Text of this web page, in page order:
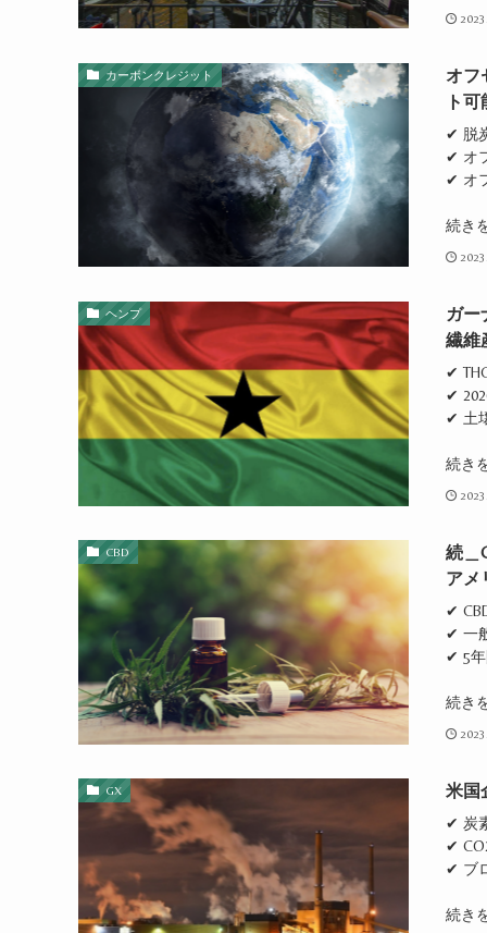
カーボンクレジット
オフ
ト
✔ 脱
✔ オ
✔ オ
続き
ヘンプ
ガー
繊維
✔
✔
✔ 土
続き
CBD
続＿
アメ
✔
✔ 一
✔ 5年
続き
GX 米国
✔ 炭
✔
✔ ブ
続き